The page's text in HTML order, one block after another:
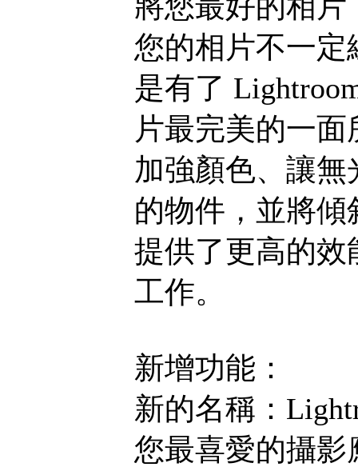
您的相片不一
是有了
片最完美的一
加強顏色、讓
的物件，並將
提供了更高的
工作。
新增功能：
新的名稱：
您最喜愛的攝